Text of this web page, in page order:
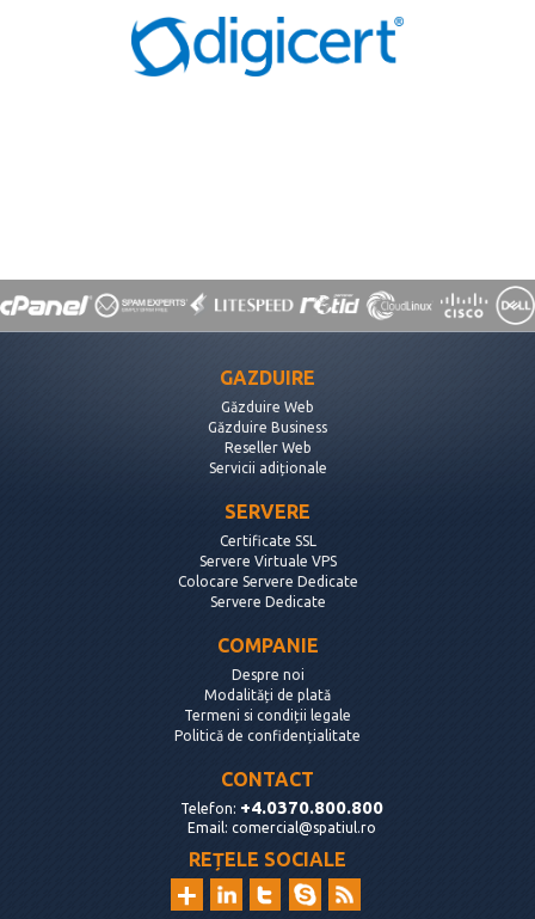
GAZDUIRE
Găzduire Web
Găzduire Business
Reseller Web
Servicii adiționale
SERVERE
Certificate SSL
Servere Virtuale VPS
Colocare Servere Dedicate
Servere Dedicate
COMPANIE
Despre noi
Modalități de plată
Termeni si condiții legale
Politică de confidențialitate
CONTACT
Telefon: +4.0370.800.800
Email: comercial@spatiul.ro
REȚELE SOCIALE